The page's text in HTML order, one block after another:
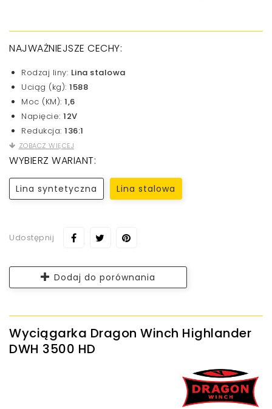
NAJWAŻNIEJSZE CECHY:
Rodzaj liny: Lina stalowa
Uciąg (kg): 1588
Moc (KM): 1,6
Napięcie: 12V
Redukcja: 136:1
ZOBACZ WIĘCEJ
WYBIERZ WARIANT:
Lina syntetyczna Lina stalowa
Udostępnij
Dodaj do porównania
Wyciągarka Dragon Winch Highlander
DWH 3500 HD